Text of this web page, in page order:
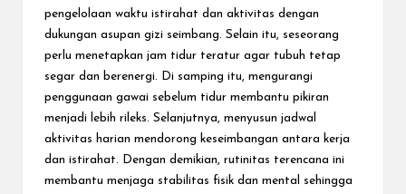
pengelolaan waktu istirahat dan aktivitas dengan
dukungan asupan gizi seimbang. Selain itu, seseorang
perlu menetapkan jam tidur teratur agar tubuh tetap
segar dan berenergi. Di samping itu, mengurangi
penggunaan gawai sebelum tidur membantu pikiran
menjadi lebih rileks. Selanjutnya, menyusun jadwal
aktivitas harian mendorong keseimbangan antara kerja
dan istirahat. Dengan demikian, rutinitas terencana ini
membantu menjaga stabilitas fisik dan mental sehingga